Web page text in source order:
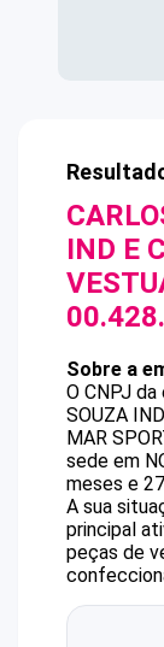
IND E
Sobre a
O CNPJ
SOUZA
MAR
sede em
meses e
A sua
principal
peças de